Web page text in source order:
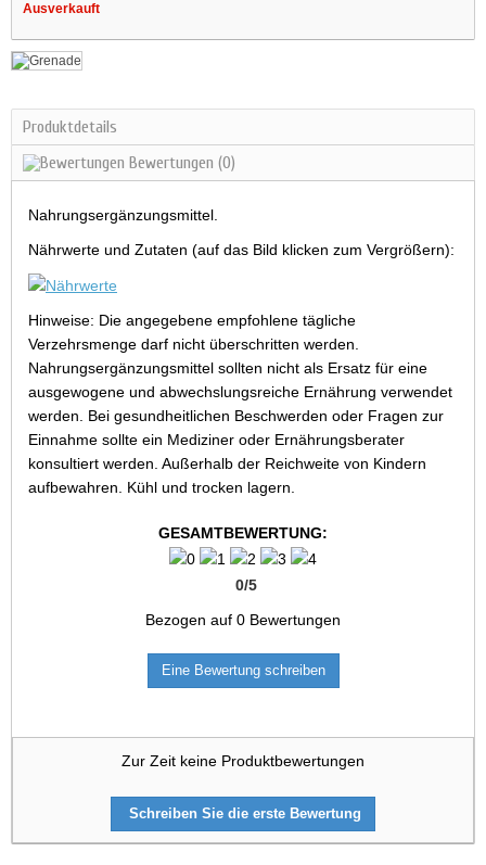
Ausverkauft
Produktdetails
Bewertungen (0)
Nahrungsergänzungsmittel.
Nährwerte und Zutaten (auf das Bild klicken zum Vergrößern):
Hinweise: Die angegebene empfohlene tägliche
Verzehrsmenge darf nicht überschritten werden.
Nahrungsergänzungsmittel sollten nicht als Ersatz für eine
ausgewogene und abwechslungsreiche Ernährung verwendet
werden. Bei gesundheitlichen Beschwerden oder Fragen zur
Einnahme sollte ein Mediziner oder Ernährungsberater
konsultiert werden. Außerhalb der Reichweite von Kindern
aufbewahren. Kühl und trocken lagern.
GESAMTBEWERTUNG:
0/5
Bezogen auf 0 Bewertungen
Eine Bewertung schreiben
Zur Zeit keine Produktbewertungen
Schreiben Sie die erste Bewertung